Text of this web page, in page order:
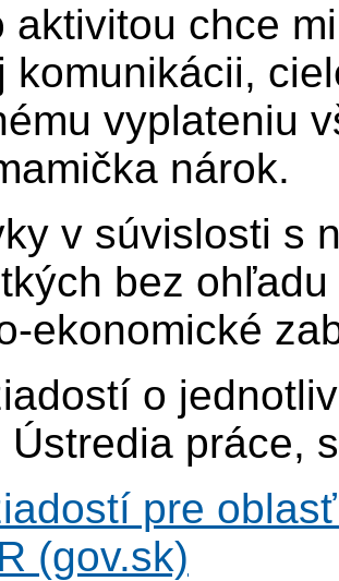
aktivitou chce
komunikácii,
vyplateniu
nárok.
v súvislosti s
bez
ekonomické
o
Ústredia práce,
pre
(gov.sk)